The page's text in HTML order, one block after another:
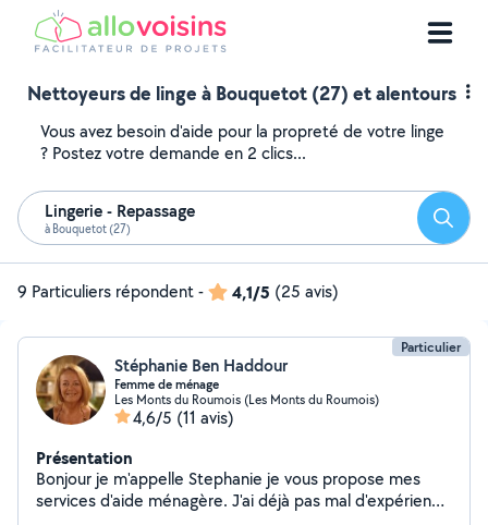
Nettoyeurs de linge à Bouquetot (27) et alentours
Vous avez besoin d'aide pour la propreté de votre linge
? Postez votre demande en 2 clics...
Lingerie - Repassage
à Bouquetot (27)
9 Particuliers répondent- 4,1/5 (25 avis)
Particulier
Stéphanie Ben Haddour
Femme de ménage
Les Monts du Roumois (Les Monts du Roumois)
4,6/5 (11 avis)
Présentation
Bonjour je m'appelle Stephanie je vous propose mes
services d'aide ménagère. J'ai déjà pas mal d'expérience